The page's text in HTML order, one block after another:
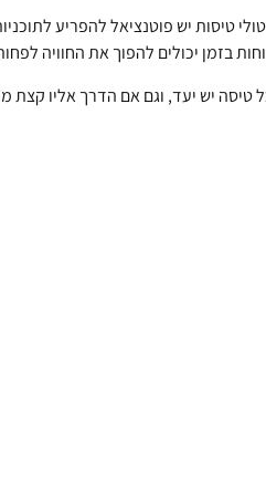
טיסות יש פוטנציאל להפריע
בזמן יכולים להפוך את החוויה
טיסה יש יעד, וגם אם הדרך אליו